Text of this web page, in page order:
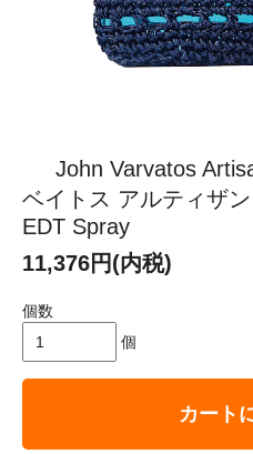
John Varvatos
ベイトス アルティザ
EDT Spray
11,376円(内税)
個数
個
カート